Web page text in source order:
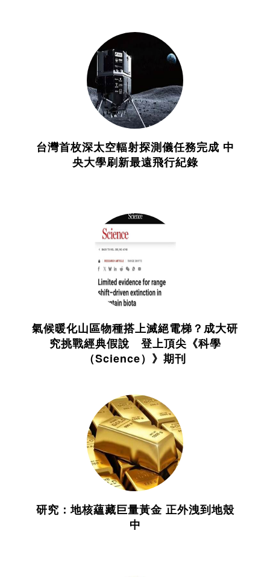
台灣首枚深太空輻射探測儀任務完成 中
央大學刷新最遠飛行紀錄
氣候暖化山區物種搭上滅絕電梯？成大研
究挑戰經典假說 登上頂尖《科學
（Science）》期刊
研究：地核蘊藏巨量黃金 正外洩到地殼
中